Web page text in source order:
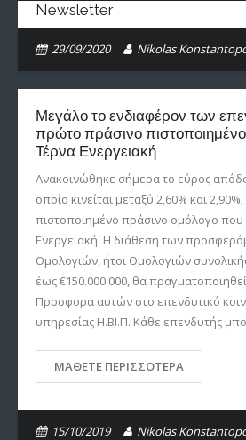
Newsletter
29/09/2020 Nikolas
Μεγάλο το ενδιαφέρον των
πρώτο πράσινο
Τέρνα Ενεργειακή
Aνακοινώθηκε σήμερα το εύρος
οποίο κινείται μεταξύ 2,60% και
πιστοποιημένο πράσινο ομόλογο που
Ενεργειακή. Η διάθεση των
Ομολογιών, ήτοι Ομολογιών
έως €150.000.000, θα
Προσφορά αυτών στο επενδυτικό
υπηρεσίας Η.ΒΙ.Π. Κάθε επενδυτής
ΜΆΘΕΤΕ ΠΕΡΙΣΣΌΤΕΡΑ
15/10/2019 Nikolas